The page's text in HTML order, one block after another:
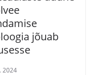
jõuab
2024